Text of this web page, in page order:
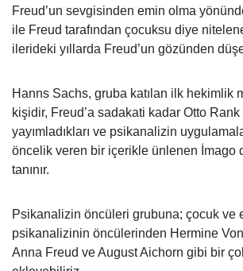
Freud’un sevgisinden emin olma
ile Freud tarafından çocuksu diye
ilerideki yıllarda Freud’un gözünden
Hanns Sachs, gruba katılan ilk hekimlik
kişidir, Freud’a sadakati kadar Otto
yayımladıkları ve psikanalizin
öncelik veren bir içerikle ünlenen İmago
tanınır.
Psikanalizin öncüleri grubuna; çocuk ve
psikanalizinin öncülerinden Hermine
Anna Freud ve August Aichorn gibi bir